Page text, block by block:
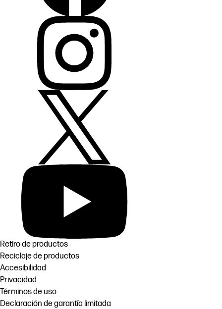
Retiro de productos
Reciclaje de productos
Accesibilidad
Privacidad
Términos de uso
Declaración de garantía limitada